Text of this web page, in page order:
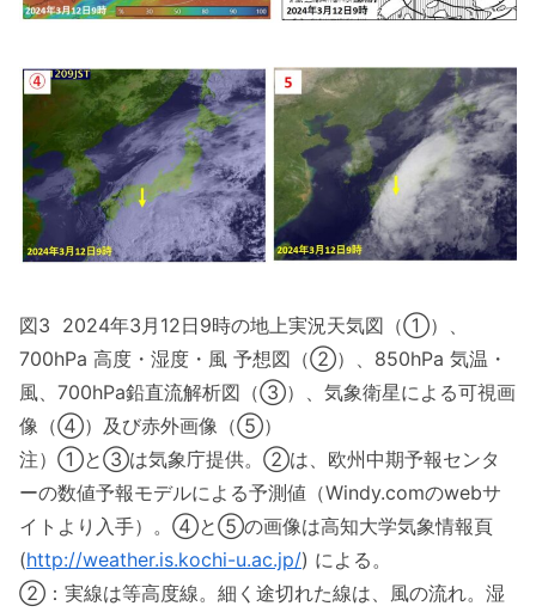
図3 2024年3月12日9時の地上実況天気図（①）、
700hPa 高度・湿度・風 予想図（②）、850hPa 気温・
風、700hPa鉛直流解析図（③）、気象衛星による可視画
像（④）及び赤外画像（⑤）
注）①と③は気象庁提供。②は、欧州中期予報センタ
ーの数値予報モデルによる予測値（Windy.comのwebサ
イトより入手）。④と⑤の画像は高知大学気象情報頁
(http://weather.is.kochi-u.ac.jp/) による。
②：実線は等高度線。細く途切れた線は、風の流れ。湿